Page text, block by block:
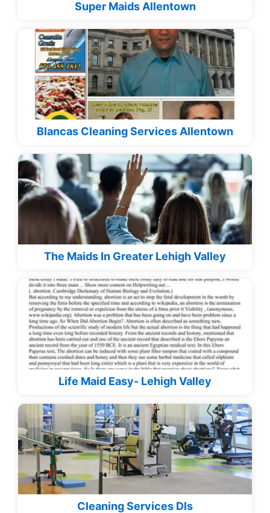
Super Maids Allentown
Blancas Cleaning Services Allentown
The Maids In Greater Lehigh Valley
Life Maid Easy- Lehigh Valley
Cleaning Services Dls